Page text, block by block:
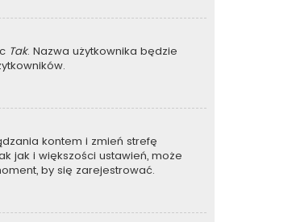
Tak. Nazwa użytkownika będzie
kontem i zmień strefę
jak i większości ustawień, może
by się zarejestrować.